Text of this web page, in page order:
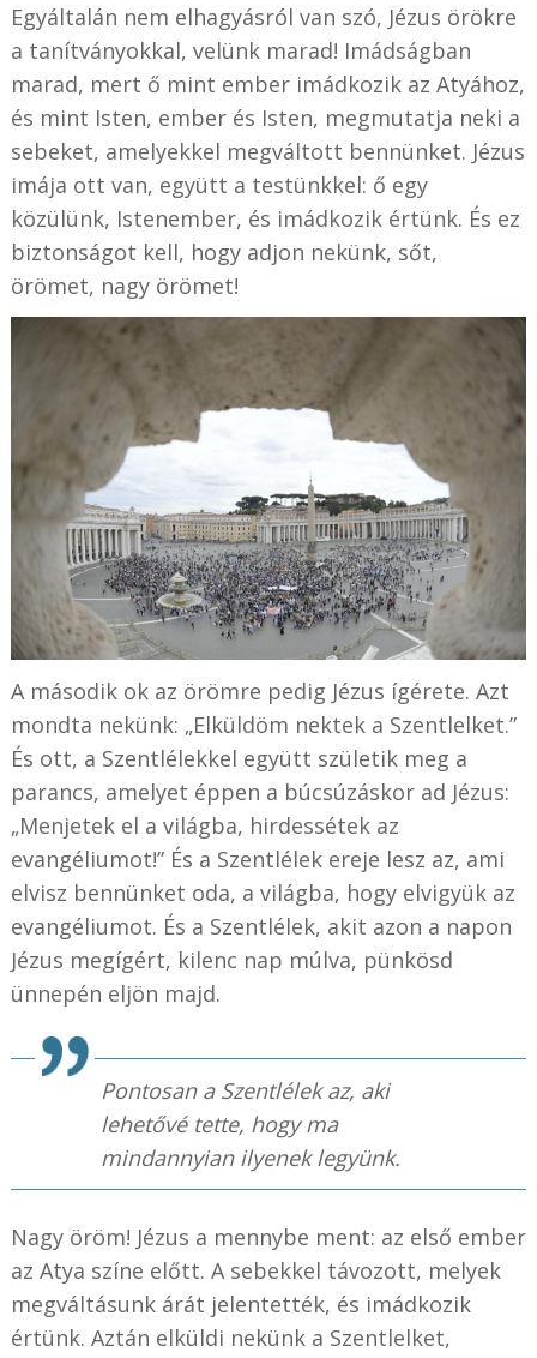
Egyáltalán nem elhagyásról van szó, Jézus örökre
a tanítványokkal, velünk marad! Imádságban
marad, mert ő mint ember imádkozik az Atyához,
és mint Isten, ember és Isten, megmutatja neki a
sebeket, amelyekkel megváltott bennünket. Jézus
imája ott van, együtt a testünkkel: ő egy
közülünk, Istenember, és imádkozik értünk. És ez
biztonságot kell, hogy adjon nekünk, sőt,
örömet, nagy örömet!
A második ok az örömre pedig Jézus ígérete. Azt
mondta nekünk: „Elküldöm nektek a Szentlelket.”
És ott, a Szentlélekkel együtt születik meg a
parancs, amelyet éppen a búcsúzáskor ad Jézus:
„Menjetek el a világba, hirdessétek az
evangéliumot!” És a Szentlélek ereje lesz az, ami
elvisz bennünket oda, a világba, hogy elvigyük az
evangéliumot. És a Szentlélek, akit azon a napon
Jézus megígért, kilenc nap múlva, pünkösd
ünnepén eljön majd.
Pontosan a Szentlélek az, aki
lehetővé tette, hogy ma
mindannyian ilyenek legyünk.
Nagy öröm! Jézus a mennybe ment: az első ember
az Atya színe előtt. A sebekkel távozott, melyek
megváltásunk árát jelentették, és imádkozik
értünk. Aztán elküldi nekünk a Szentlelket,